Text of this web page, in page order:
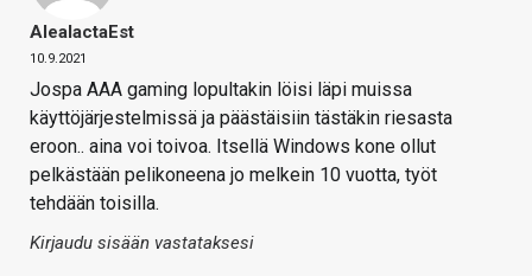
AleaIactaEst
10.9.2021
Jospa AAA gaming lopultakin löisi läpi muissa
käyttöjärjestelmissä ja päästäisiin tästäkin riesasta
eroon.. aina voi toivoa. Itsellä Windows kone ollut
pelkästään pelikoneena jo melkein 10 vuotta, työt
tehdään toisilla.
Kirjaudu sisään vastataksesi